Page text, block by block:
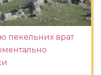
пекельних врат